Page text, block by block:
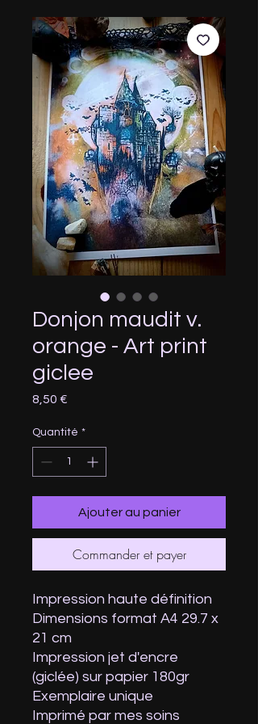
Donjon maudit v.
orange - Art print
giclee
8,50 €
Quantité *
Ajouter au panier
Commander et payer
Impression haute définition
Dimensions format A4 29.7 x
21 cm
Impression jet d'encre
(giclée) sur papier 180gr
Exemplaire unique
Imprimé par mes soins